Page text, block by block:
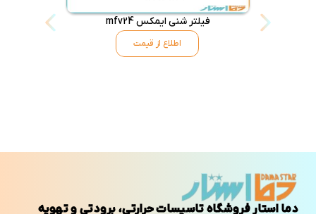
فیلتر شنی ایمکس mfv24
اطلاع از قیمت
دما استار فروشگاه تاسیسات حرارتی، برودتی و تهویه